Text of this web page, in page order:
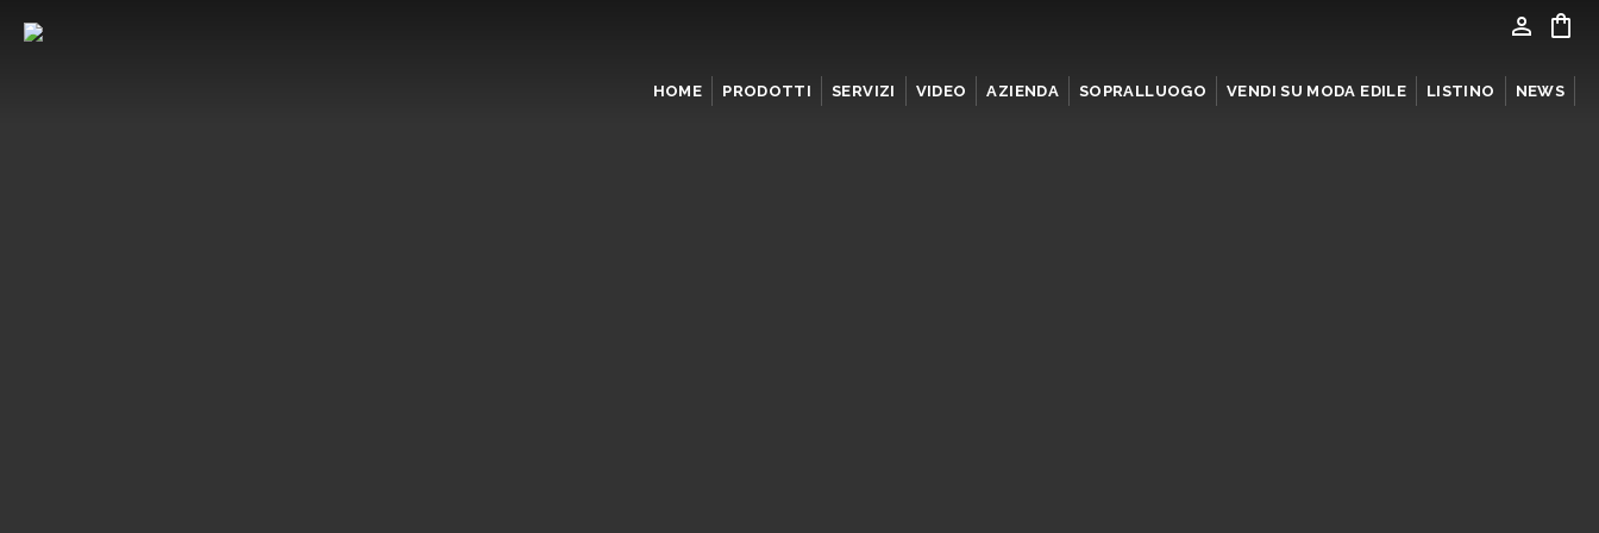
person shopping_bag
HOME PRODOTTI SERVIZI VIDEO AZIENDA SOPRALLUOGO VENDI SU MODA EDILE LISTINO NEWS